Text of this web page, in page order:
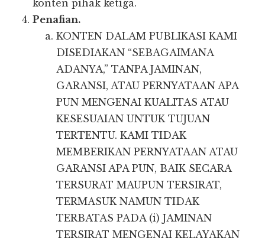
konten pihak ketiga.
Penafian.
KONTEN DALAM PUBLIKASI KAMI
DISEDIAKAN “SEBAGAIMANA
ADANYA,” TANPA JAMINAN,
GARANSI, ATAU PERNYATAAN APA
PUN MENGENAI KUALITAS ATAU
KESESUAIAN UNTUK TUJUAN
TERTENTU. KAMI TIDAK
MEMBERIKAN PERNYATAAN ATAU
GARANSI APA PUN, BAIK SECARA
TERSURAT MAUPUN TERSIRAT,
TERMASUK NAMUN TIDAK
TERBATAS PADA (i) JAMINAN
TERSIRAT MENGENAI KELAYAKAN